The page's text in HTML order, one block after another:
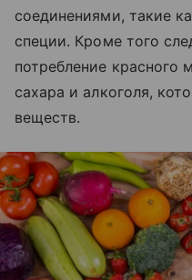
соединениями, такие
специи. Кроме того
потребление красного
сахара и алкоголя,
веществ.